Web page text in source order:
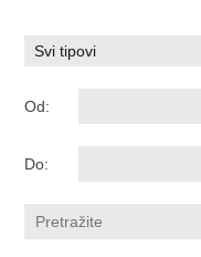
Od:
Do: